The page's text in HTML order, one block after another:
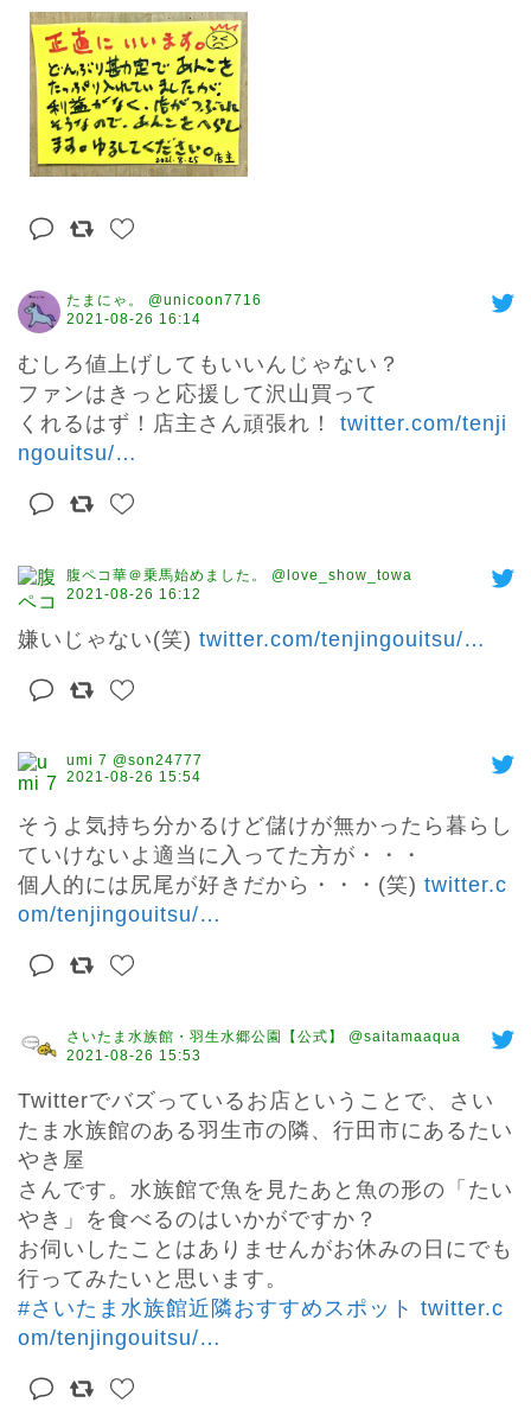
たまにゃ。 @unicoon7716
2021-08-26 16:14
むしろ値上げしてもいいんじゃない？
ファンはきっと応援して沢山買って
くれるはず！店主さん頑張れ！ twitter.com/tenji
ngouitsu/…
腹ペコ華＠乗馬始めました。 @love_show_towa
2021-08-26 16:12
嫌いじゃない(笑) twitter.com/tenjingouitsu/…
umi 7 @son24777
2021-08-26 15:54
そうよ気持ち分かるけど儲けが無かったら暮らし
ていけないよ適当に入ってた方が・・・
個人的には尻尾が好きだから・・・(笑) twitter.c
om/tenjingouitsu/…
さいたま水族館・羽生水郷公園【公式】 @saitamaaqua
2021-08-26 15:53
Twitterでバズっているお店ということで、さい
たま水族館のある羽生市の隣、行田市にあるたい
やき屋
さんです。水族館で魚を見たあと魚の形の「たい
やき」を食べるのはいかがですか？
お伺いしたことはありませんがお休みの日にでも
#さいたま水族館近隣おすすめスポット twitter.c
om/tenjingouitsu/…